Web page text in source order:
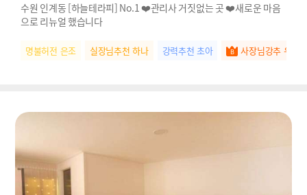
수원 인계동 [하늘테라피] No.1 ❤️관리사 거짓없는 곳 ❤️새로운 마음
으로 리뉴얼 했습니다
명불허전 은조 실장님추천 하나 강력추천 초아 사장님강추 우유